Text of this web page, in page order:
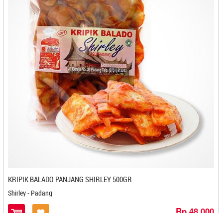
Kacang Jaruk HJ Ati - Banjarbaru
Kacang Madu Dede - Banjarbaru
Kacang Matahari Terbit - Denpasar
Kacang Mete Mbah Darmo - Solo
Kacang Sainggon - Mojokerto
Kacang Sihobuk - Balige
Kacang Tojin Risma - Padang
Kacipo Nisma - Makasar
Kalapa Indung - Bandung
Kamila - Banjarmasin
Kampoeng Kopi Banaran - Semarang
Kampoeng Tjaroeban - Cirebon
Kanung Bakery - Bogor
Karomah - Magelang
Kartika Inti Sejati - Bandung
Kartika Sari - Bandung
KRIPIK BALADO PANJANG SHIRLEY 500GR
Shirley - Padang